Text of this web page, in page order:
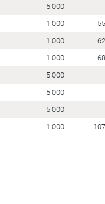
5.000
1.000
1.000
1.000
5.000
5.000
5.000
1.000